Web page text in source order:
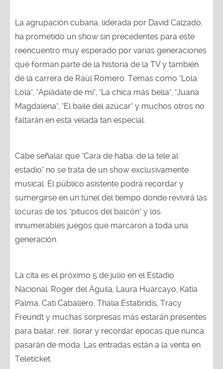
La agrupación cubana, liderada por David Calzado,
ha prometido un show sin precedentes para este
reencuentro muy esperado por varias generaciones
que forman parte de la historia de la TV y también
de la carrera de Raúl Romero. Temas como "Lola
Lola", "Apiádate de mí", "La chica más bella", "Juana
Magdalena", "El baile del azúcar" y muchos otros no
faltarán en esta velada tan especial.
Cabe señalar que "Cara de haba: de la tele al
estadio" no se trata de un show exclusivamente
musical. El público asistente podrá recordar y
sumergirse en un túnel del tiempo donde revivirá las
locuras de los "pitucos del balcón" y los
innumerables juegos que marcaron a toda una
generación.
La cita es el próximo 5 de julio en el Estadio
Nacional. Roger del Águila, Laura Huarcayo, Katia
Palma, Cati Caballero, Thalía Estabridis, Tracy
Freundt y muchas sorpresas más estarán presentes
para bailar, reír, llorar y recordar épocas que nunca
pasarán de moda. Las entradas están a la venta en
Teleticket.